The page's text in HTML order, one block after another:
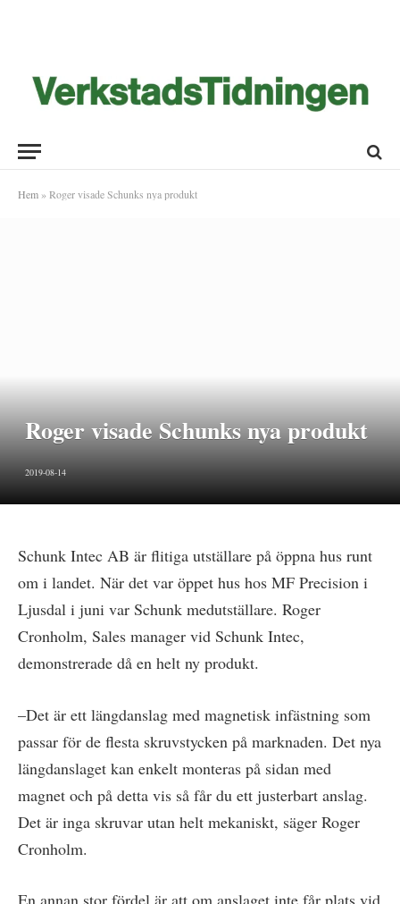
Hem » Roger visade Schunks nya produkt
Roger visade Schunks nya produkt
2019-08-14
Schunk Intec AB är flitiga utställare på öppna hus runt
om i landet. När det var öppet hus hos MF Precision i
Ljusdal i juni var Schunk medutställare. Roger
Cronholm, Sales manager vid Schunk Intec,
demonstrerade då en helt ny produkt.
–Det är ett längdanslag med magnetisk infästning som
passar för de flesta skruvstycken på marknaden. Det nya
längdanslaget kan enkelt monteras på sidan med
magnet och på detta vis så får du ett justerbart anslag.
Det är inga skruvar utan helt mekaniskt, säger Roger
Cronholm.